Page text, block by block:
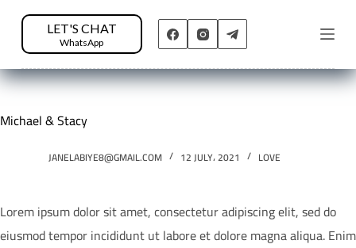
LET'S CHAT
WhatsApp
Michael & Stacy
JANELABIYE8@GMAIL.COM 12 JULY، 2021 LOVE
Lorem ipsum dolor sit amet, consectetur adipiscing elit, sed do
eiusmod tempor incididunt ut labore et dolore magna aliqua. Enim